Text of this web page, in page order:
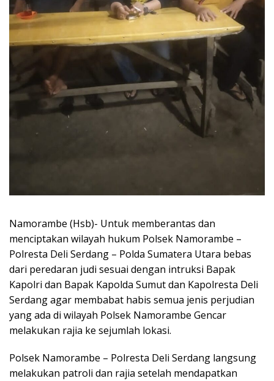
Namorambe (Hsb)- Untuk memberantas dan
menciptakan wilayah hukum Polsek Namorambe –
Polresta Deli Serdang – Polda Sumatera Utara bebas
dari peredaran judi sesuai dengan intruksi Bapak
Kapolri dan Bapak Kapolda Sumut dan Kapolresta Deli
Serdang agar membabat habis semua jenis perjudian
yang ada di wilayah Polsek Namorambe Gencar
melakukan rajia ke sejumlah lokasi.
Polsek Namorambe – Polresta Deli Serdang langsung
melakukan patroli dan rajia setelah mendapatkan